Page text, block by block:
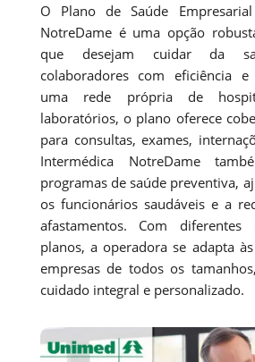
O Plano de Saúde
NotreDame é uma opção
que desejam cuidar da
colaboradores com eficiência
uma rede própria de
laboratórios, o plano oferece
para consultas, exames,
Intermédica NotreDame
programas de saúde preventiva,
os funcionários saudáveis e a
afastamentos. Com diferentes
planos, a operadora se adapta
empresas de todos os
cuidado integral e personalizado.